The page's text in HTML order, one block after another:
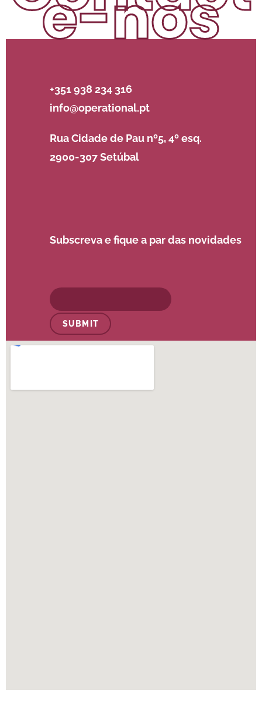
e-nos
+351 938 234 316
info@operational.pt
Rua Cidade de Pau nº5, 4º esq.
2900-307 Setúbal
Subscreva e fique a par das novidades